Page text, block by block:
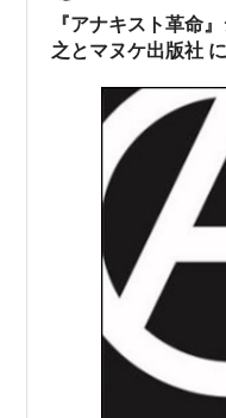
『アナキスト革命
之とマヌケ出版社